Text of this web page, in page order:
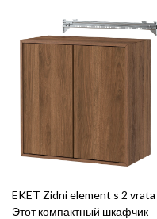
EKET Zidni element s 2 vrata
Этот компактный шкафчик